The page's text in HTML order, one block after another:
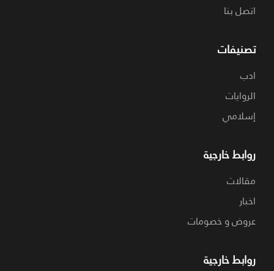
اتصل بنا
تصنيفات
ادب
الروايات
إسلامي
روابط خارجية
مقالات
اخبار
عروض و خصومات
روابط خارجية